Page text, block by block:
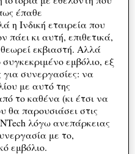
έπαθε
η Ινδική εταιρεία που
πάει κι αυτή, επιθετικά,
εκβιαστή. Αλλά
εμβόλιο, εξ
για συνεργασίες: να
με αυτό της
το καθένα (κι έτσι να
θα παρουσιάσει στις
λόγω ανεπάρκειας
με το,
εμβόλιο.